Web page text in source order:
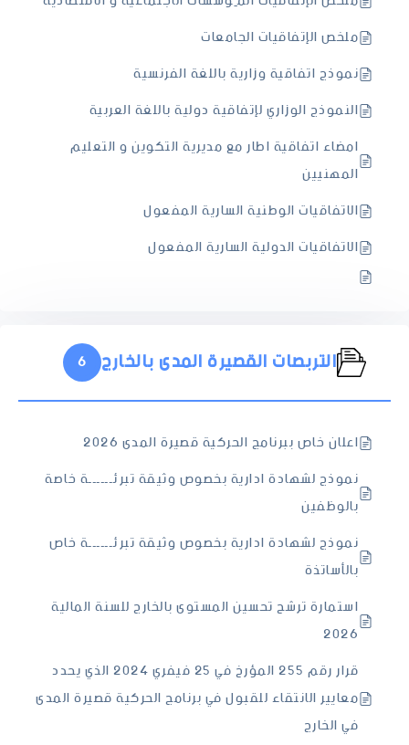
ملخص الإتفاقيات الجامعات
نموذج اتفاقية وزارية باللغة الفرنسية
النموذج الوزاري لإتفاقية دولية باللغة العربية
امضاء اتفاقية اطار مع مديرية التكوين و التعليم
المهنيين
الاتفاقيات الوطنية السارية المفعول
الاتفاقيات الدولية السارية المفعول
التربصات القصيرة المدى بالخارج 6
اعلان خاص ببرنامج الحركية قصيرة المدى 2026
نموذج لشهادة ادارية بخصوص وثيقة تبرئــــــة خاصة
بالوظفين
نموذج لشهادة ادارية بخصوص وثيقة تبرئــــــة خاص
بالأساتذة
استمارة ترشح تحسين المستوى بالخارج للسنة المالية
2026
قرار رقم 255 المؤرخ في 25 فيفري 2024 الذي يحدد
معايير الانتقاء للقبول في برنامج الحركية قصيرة المدى
في الخارج